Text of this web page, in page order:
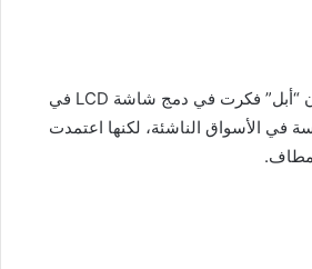
ووفقاً للمصدر نفسها، فإن “أبل” فكرت في دمج شاشة LCD في
للمنافسة في الأسواق الناشئة، لكنها اعتمدت